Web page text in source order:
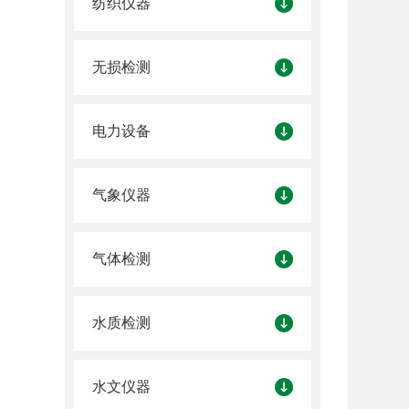
纺织仪器
无损检测
电力设备
气象仪器
气体检测
水质检测
水文仪器